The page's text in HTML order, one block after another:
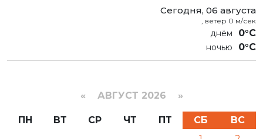
Сегодня, 06 августа
, ветер 0 м/сек
0°C
0°C
« АВГУСТ 2026 »
ПН ВТ СР ЧТ ПТ СБ
ВС